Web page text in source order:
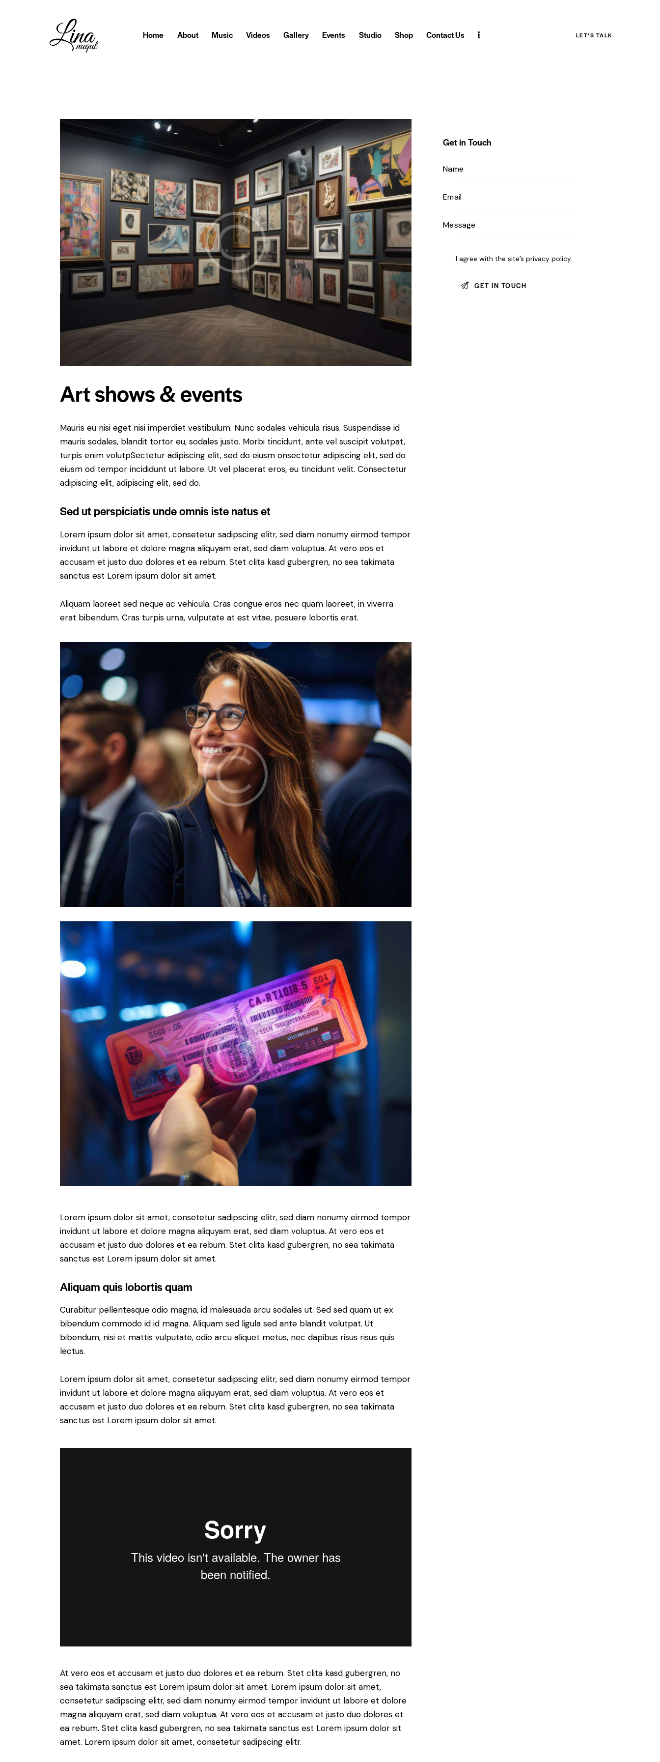
Home About Music Videos Gallery Events Studio Shop Contact Us LET’S TALK
Art shows & events
Mauris eu nisi eget nisi imperdiet vestibulum. Nunc sodales vehicula risus. Suspendisse id
mauris sodales, blandit tortor eu, sodales justo. Morbi tincidunt, ante vel suscipit volutpat,
turpis enim volutpSectetur adipiscing elit, sed do eiusm onsectetur adipiscing elit, sed do
eiusm od tempor incididunt ut labore. Ut vel placerat eros, eu tincidunt velit. Consectetur
adipiscing elit, adipiscing elit, sed do.
Sed ut perspiciatis unde omnis iste natus et
Lorem ipsum dolor sit amet, consetetur sadipscing elitr, sed diam nonumy eirmod tempor
invidunt ut labore et dolore magna aliquyam erat, sed diam voluptua. At vero eos et
accusam et justo duo dolores et ea rebum. Stet clita kasd gubergren, no sea takimata
sanctus est Lorem ipsum dolor sit amet.
Aliquam laoreet sed neque ac vehicula. Cras congue eros nec quam laoreet, in viverra
erat bibendum. Cras turpis urna, vulputate at est vitae, posuere lobortis erat.
Lorem ipsum dolor sit amet, consetetur sadipscing elitr, sed diam nonumy eirmod tempor
invidunt ut labore et dolore magna aliquyam erat, sed diam voluptua. At vero eos et
accusam et justo duo dolores et ea rebum. Stet clita kasd gubergren, no sea takimata
sanctus est Lorem ipsum dolor sit amet.
Aliquam quis lobortis quam
Curabitur pellentesque odio magna, id malesuada arcu sodales ut. Sed sed quam ut ex
bibendum commodo id id magna. Aliquam sed ligula sed ante blandit volutpat. Ut
bibendum, nisi et mattis vulputate, odio arcu aliquet metus, nec dapibus risus risus quis
lectus.
Lorem ipsum dolor sit amet, consetetur sadipscing elitr, sed diam nonumy eirmod tempor
invidunt ut labore et dolore magna aliquyam erat, sed diam voluptua. At vero eos et
accusam et justo duo dolores et ea rebum. Stet clita kasd gubergren, no sea takimata
sanctus est Lorem ipsum dolor sit amet.
At vero eos et accusam et justo duo dolores et ea rebum. Stet clita kasd gubergren, no
sea takimata sanctus est Lorem ipsum dolor sit amet. Lorem ipsum dolor sit amet,
consetetur sadipscing elitr, sed diam nonumy eirmod tempor invidunt ut labore et dolore
magna aliquyam erat, sed diam voluptua. At vero eos et accusam et justo duo dolores et
ea rebum. Stet clita kasd gubergren, no sea takimata sanctus est Lorem ipsum dolor sit
amet. Lorem ipsum dolor sit amet, consetetur sadipscing elitr.
Get in Touch
I agree with the site’s privacy policy.